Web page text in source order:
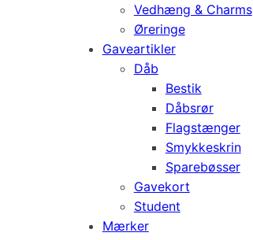
Vedhæng & Charms
Øreringe
Gaveartikler
Dåb
Bestik
Dåbsrør
Flagstænger
Smykkeskrin
Sparebøsser
Gavekort
Student
Mærker